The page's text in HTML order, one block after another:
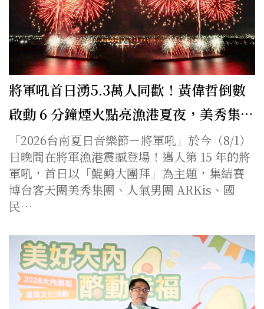
將軍吼首日湧5.3萬人同歡！黃偉哲倒數
啟動 6 分鐘煙火點亮漁港夏夜，美秀集…
「2026台南夏日音樂節－將軍吼」於今（8/1）
日晚間在將軍漁港震撼登場！邁入第 15 年的將
軍吼，首日以「鯤鯓大團拜」為主題，集結賽
博台客天團美秀集團、人氣男團 ARKis、國
民…